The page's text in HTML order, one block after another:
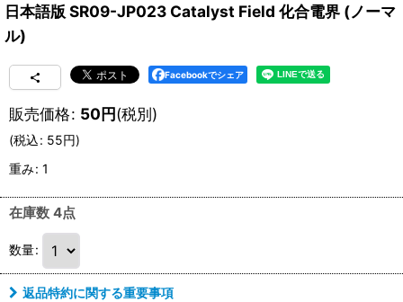
日本語版 SR09-JP023 Catalyst Field 化合電界 (ノーマ
ル)
Facebookでシェア
販売価格: 50円(税別)
(税込: 55円)
重み: 1
在庫数 4点
数量:
返品特約に関する重要事項